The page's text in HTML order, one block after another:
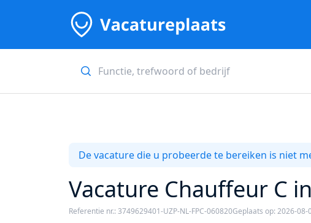
De vacature die u probeerde te bereiken is niet
Vacature Chauffeur C
Referentie nr.: 3749629401-UZP-NL-FPC-060820Geplaats op: 2026-08-